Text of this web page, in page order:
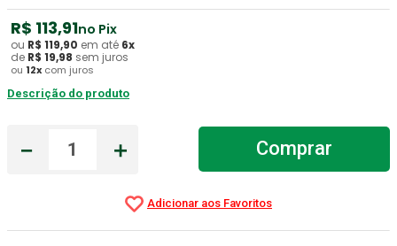
R$ 113,91no Pix
ou R$ 119,90 em até 6x
de R$ 19,98 sem juros
ou 12x com juros
Descrição do produto
＋
－ Comprar
4º Estetoscopio Littmann
5 º Aparelho Pressão
6º Littmann
7º Absorvente Geriatrico